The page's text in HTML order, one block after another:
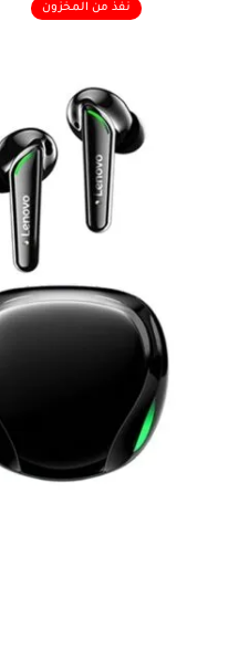
نفذ من المخزون